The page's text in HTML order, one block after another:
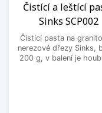
Čistící a leštící
Sinks SCP002
Čistící pasta na
nerezové dřezy Sinks,
200 g, v balení je